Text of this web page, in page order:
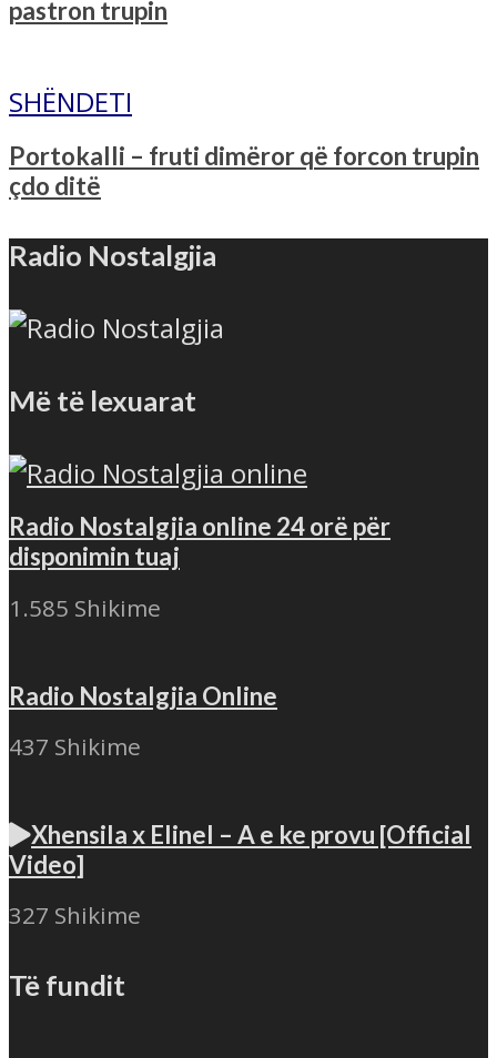
pastron trupin
SHËNDETI
Portokalli – fruti dimëror që forcon trupin
çdo ditë
Radio Nostalgjia
Më të lexuarat
Radio Nostalgjia online 24 orë për
disponimin tuaj
1.585 Shikime
Radio Nostalgjia Online
437 Shikime
Xhensila x Elinel – A e ke provu [Official
Video]
327 Shikime
Të fundit